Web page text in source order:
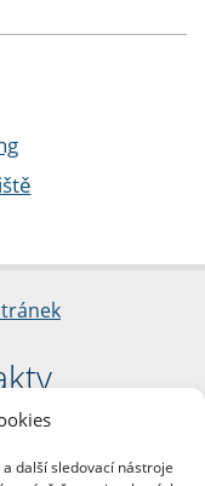
další sledovací nástroje
2